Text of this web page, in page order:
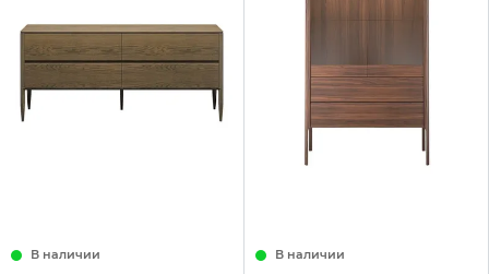
В наличии В наличии